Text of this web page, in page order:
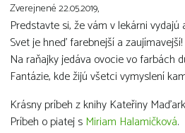
Zverejnené 22.05.2019,
Predstavte si, že vám v lekárni vydajú
Svet je hneď farebnejší a zaujímavejší!
Na raňajky jedáva ovocie vo farbách
Fantázie, kde žijú všetci vymyslení
Krásny príbeh z knihy Kateřiny
Príbeh o piatej s Miriam Halamičková.